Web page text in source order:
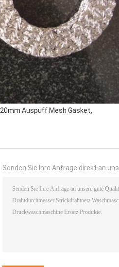
20mm Auspuff Mesh Gasket,
Senden Sie Ihre Anfrage direkt an uns